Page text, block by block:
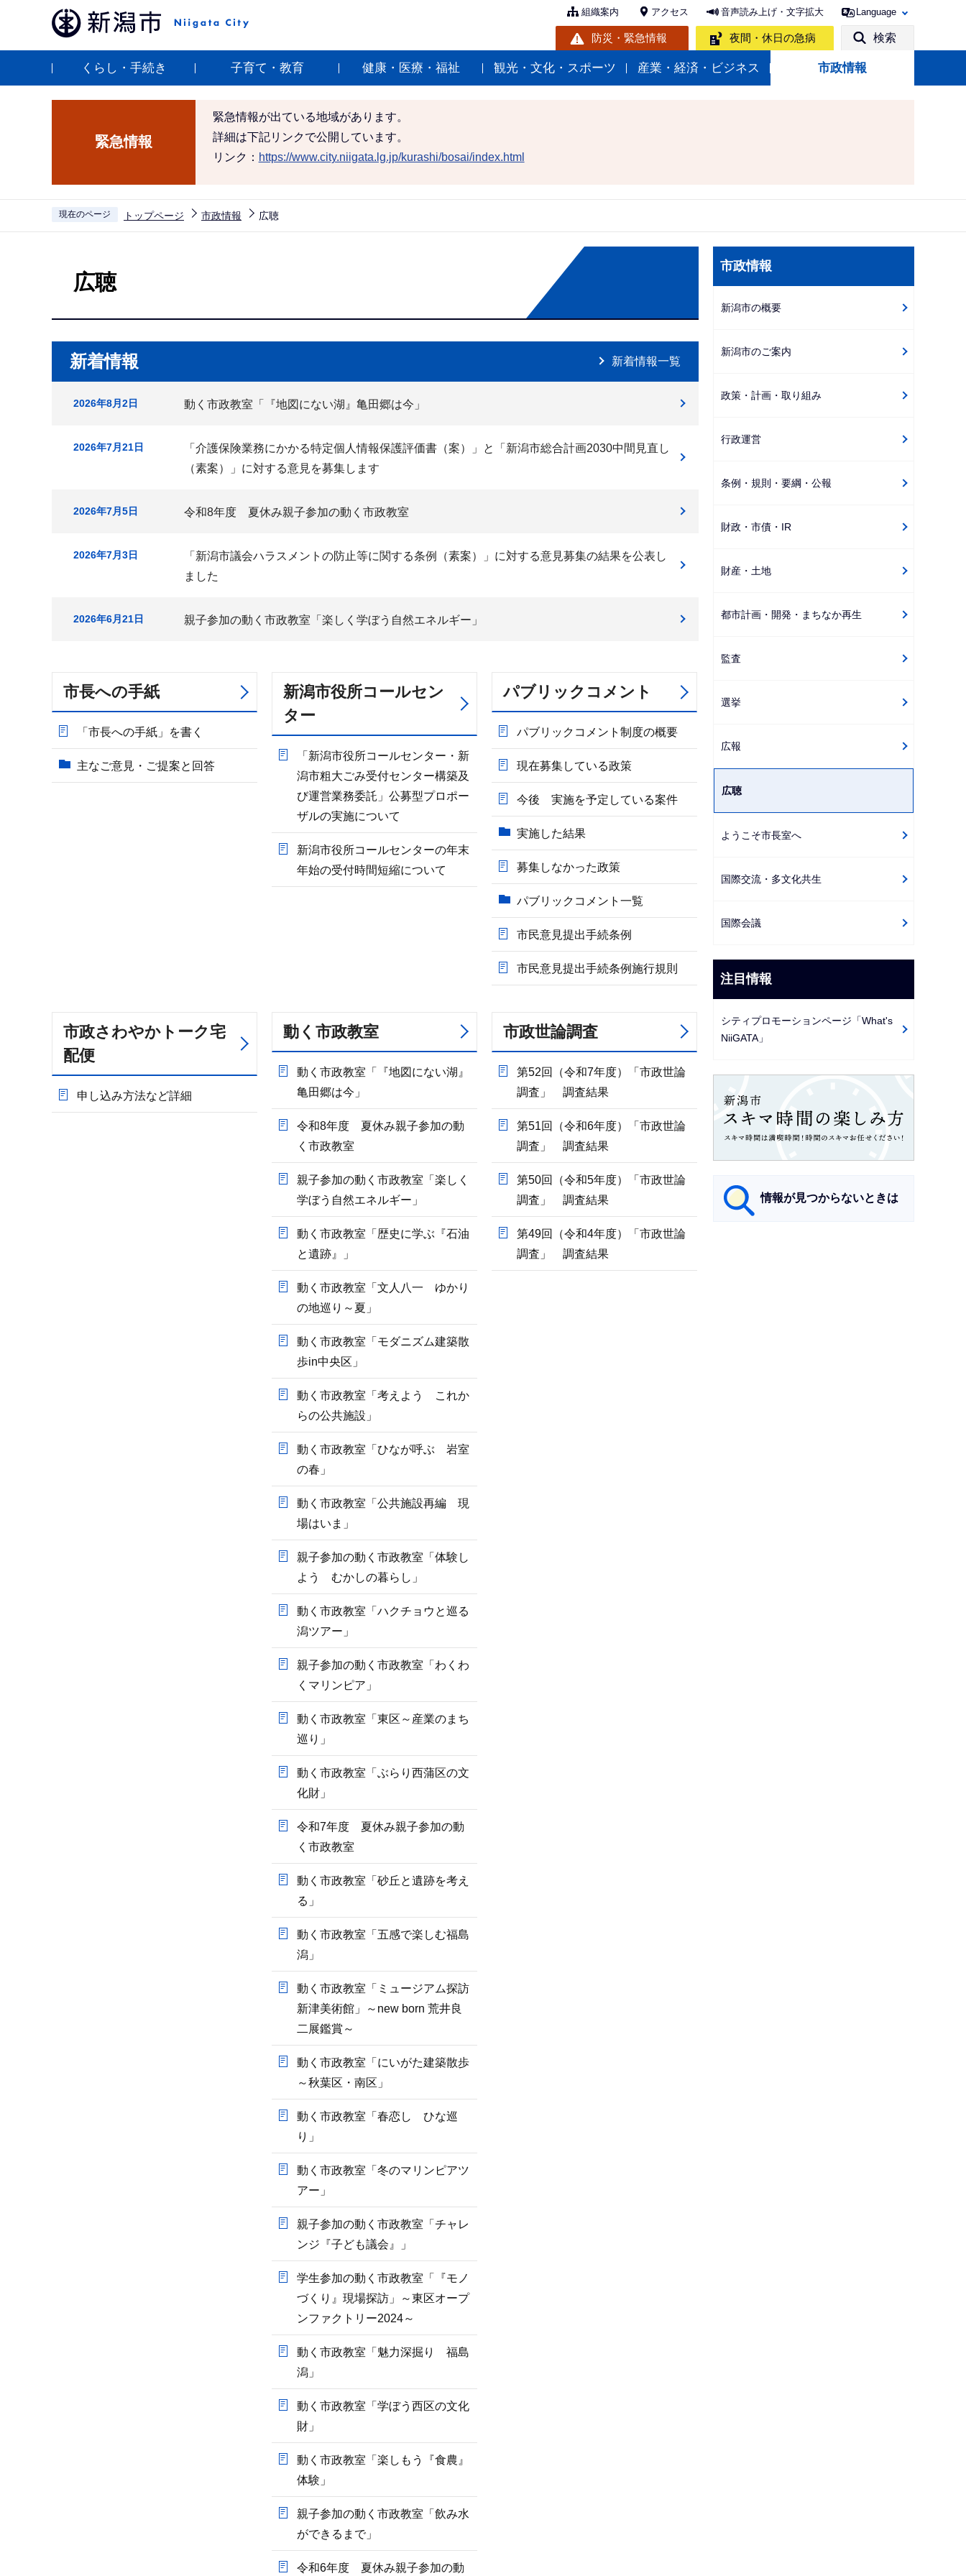
ペ
組織案内 アクセス 音声読み上げ・文字拡大 Language
防災・緊急情報 夜間・休日の急病 検索
くらし・手続き 子育て・教育 健康・医療・福祉 観光・文化・スポーツ 産業・経済・ビジネス 市政情報
緊急情報
緊急情報が出ている地域があります。
詳細は下記リンクで公開しています。
リンク： https://www.city.niigata.lg.jp/kurashi/bosai/index.html
現在のページ トップページ 市政情報 広聴
広聴
新着情報 新着情報一覧
2026年8月2日 動く市政教室「『地図にない湖』亀田郷は今」
2026年7月21日
「介護保険業務にかかる特定個人情報保護評価書（案）」と「新潟市総合計画2030中間見直し
（素案）」に対する意見を募集します
2026年7月5日 令和8年度 夏休み親子参加の動く市政教室
2026年7月3日
「新潟市議会ハラスメントの防止等に関する条例（素案）」に対する意見募集の結果を公表し
ました
2026年6月21日 親子参加の動く市政教室「楽しく学ぼう自然エネルギー」
市長への手紙
「市長への手紙」を書く
主なご意見・ご提案と回答
新潟市役所コールセン
ター
「新潟市役所コールセンター・新
潟市粗大ごみ受付センター構築及
び運営業務委託」公募型プロポー
ザルの実施について
新潟市役所コールセンターの年末
年始の受付時間短縮について
パブリックコメント
パブリックコメント制度の概要
現在募集している政策
今後 実施を予定している案件
実施した結果
募集しなかった政策
パブリックコメント一覧
市民意見提出手続条例
市民意見提出手続条例施行規則
市政さわやかトーク宅
配便
申し込み方法など詳細
動く市政教室
動く市政教室「『地図にない湖』
亀田郷は今」
令和8年度 夏休み親子参加の動
く市政教室
親子参加の動く市政教室「楽しく
学ぼう自然エネルギー」
動く市政教室「歴史に学ぶ『石油
と遺跡』」
動く市政教室「文人八一 ゆかり
の地巡り～夏」
動く市政教室「モダニズム建築散
歩in中央区」
動く市政教室「考えよう これか
らの公共施設」
動く市政教室「ひなが呼ぶ 岩室
の春」
動く市政教室「公共施設再編 現
場はいま」
親子参加の動く市政教室「体験し
よう むかしの暮らし」
動く市政教室「ハクチョウと巡る
潟ツアー」
親子参加の動く市政教室「わくわ
くマリンピア」
動く市政教室「東区～産業のまち
巡り」
動く市政教室「ぶらり西蒲区の文
化財」
令和7年度 夏休み親子参加の動
く市政教室
動く市政教室「砂丘と遺跡を考え
る」
動く市政教室「五感で楽しむ福島
潟」
動く市政教室「ミュージアム探訪
新津美術館」～new born 荒井良
二展鑑賞～
動く市政教室「にいがた建築散歩
～秋葉区・南区」
動く市政教室「春恋し ひな巡
り」
動く市政教室「冬のマリンピアツ
アー」
親子参加の動く市政教室「チャレ
ンジ『子ども議会』」
学生参加の動く市政教室「『モノ
づくり』現場探訪」～東区オープ
ンファクトリー2024～
動く市政教室「魅力深掘り 福島
潟」
動く市政教室「学ぼう西区の文化
財」
動く市政教室「楽しもう『食農』
体験」
親子参加の動く市政教室「飲み水
ができるまで」
令和6年度 夏休み親子参加の動
市政世論調査
第52回（令和7年度）「市政世論
調査」 調査結果
第51回（令和6年度）「市政世論
調査」 調査結果
第50回（令和5年度）「市政世論
調査」 調査結果
第49回（令和4年度）「市政世論
調査」 調査結果
ビ
ー
ョ
こ
か
市政情報
新潟市の概要
新潟市のご案内
政策・計画・取り組み
行政運営
条例・規則・要綱・公報
財政・市債・IR
財産・土地
都市計画・開発・まちなか再生
監査
選挙
広報
広聴
ようこそ市長室へ
国際交流・多文化共生
国際会議
注目情報
シティプロモーションページ「What's
NiiGATA」
情報が見つからないときは